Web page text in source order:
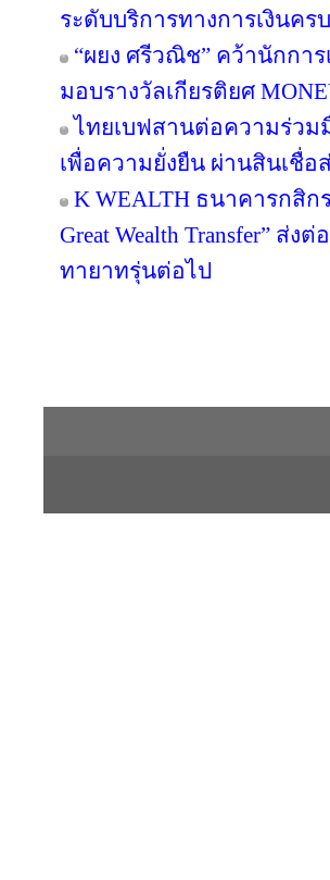
ระดับบริการทางการเงินค
“ผยง ศรีวณิช” คว้านักกา
มอบรางวัลเกียรติยศ
ไทยเบฟสานต่อความร่วม
เพื่อความยั่งยืน ผ่านสินเชื่อ
K WEALTH ธนาคารกสิก
Great Wealth Transfer” ส่
ทายาทรุ่นต่อไป